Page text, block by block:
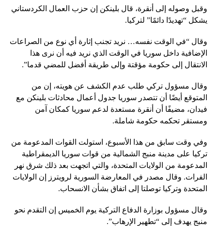
وقبل وصوله إلى أنقرة، قال بلينكن إن حزب العمال الكردستاني
يشكل “تهديدًا دائمًا” لتركيا.
وقال “في الوقت نفسه… نريد تجنب إثارة أي نوع من الصراعات
الإضافية داخل سوريا في الوقت الذي نريد فيه أن نرى هذا
الانتقال إلى حكومة مؤقتة وإلى طريقة أفضل للمضي قدما”.
وقال مسؤول تركي طلب عدم الكشف عن هويته، إن من
المتوقع أيضًا أن تتصدر سوريا جدول أعمال محادثات بلينكن مع
فيدان، مضيفًا أن أنقرة مستعدة لدعم سوريا كمكان آمن
ومستقر تحكمه حكومة شاملة.
وفي وقت سابق من هذا الأسبوع، استولت القوات المدعومة من
تركيا على مدينة منبج الشمالية من قوات سوريا الديمقراطية
المدعومة من الولايات المتحدة، والتي اتجهت بعد ذلك شرق نهر
الفرات. وقال مصدر في المعارضة السورية لرويترز إن الولايات
المتحدة وتركيا توصلتا إلى اتفاق بشأن الانسحاب.
وقال مسؤول بوزارة الدفاع التركية يوم الخميس إن التقدم نحو
منبج يهدف إلى “تطهير الإرهاب”.